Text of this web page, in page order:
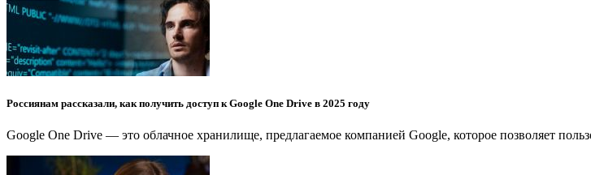
Россиянам рассказали, как получить доступ к Google One Drive в 2025 году
Google One Drive — это облачное хранилище, предлагаемое компанией Google, которое позволяет